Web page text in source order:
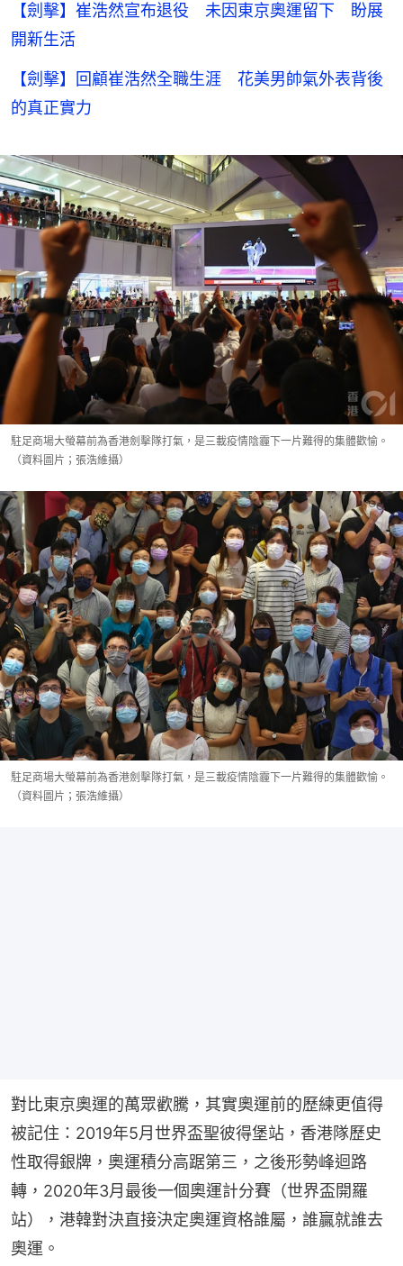
【劍擊】崔浩然宣布退役 未因東京奧運留下 盼展
開新生活
【劍擊】回顧崔浩然全職生涯 花美男帥氣外表背後
的真正實力
駐足商場大螢幕前為香港劍擊隊打氣，是三載疫情陰霾下一片難得的集體歡愉。
（資料圖片；張浩維攝）
駐足商場大螢幕前為香港劍擊隊打氣，是三載疫情陰霾下一片難得的集體歡愉。
（資料圖片；張浩維攝）
對比東京奧運的萬眾歡騰，其實奧運前的歷練更值得
被記住：2019年5月世界盃聖彼得堡站，香港隊歷史
性取得銀牌，奧運積分高踞第三，之後形勢峰迴路
轉，2020年3月最後一個奧運計分賽（世界盃開羅
站），港韓對決直接決定奧運資格誰屬，誰贏就誰去
奧運。